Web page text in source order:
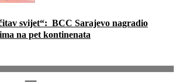
svijet“: BCC Sarajevo nagradio
na pet kontinenata